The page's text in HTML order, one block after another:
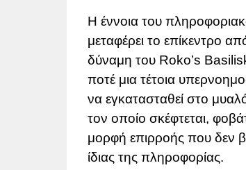
Η έννοια του
μεταφέρει το επίκεντρο
δύναμη του Roko’s
ποτέ μια τέτοια
να εγκατασταθεί στο
τον οποίο σκέφτεται,
μορφή επιρροής που δεν
ίδιας της πληροφορίας.